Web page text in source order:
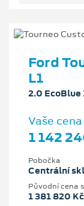
Ford
L1
2.0
Vaše cena
1 142
Pobočka
Centrální
Původní cena
1 381 820 Kč